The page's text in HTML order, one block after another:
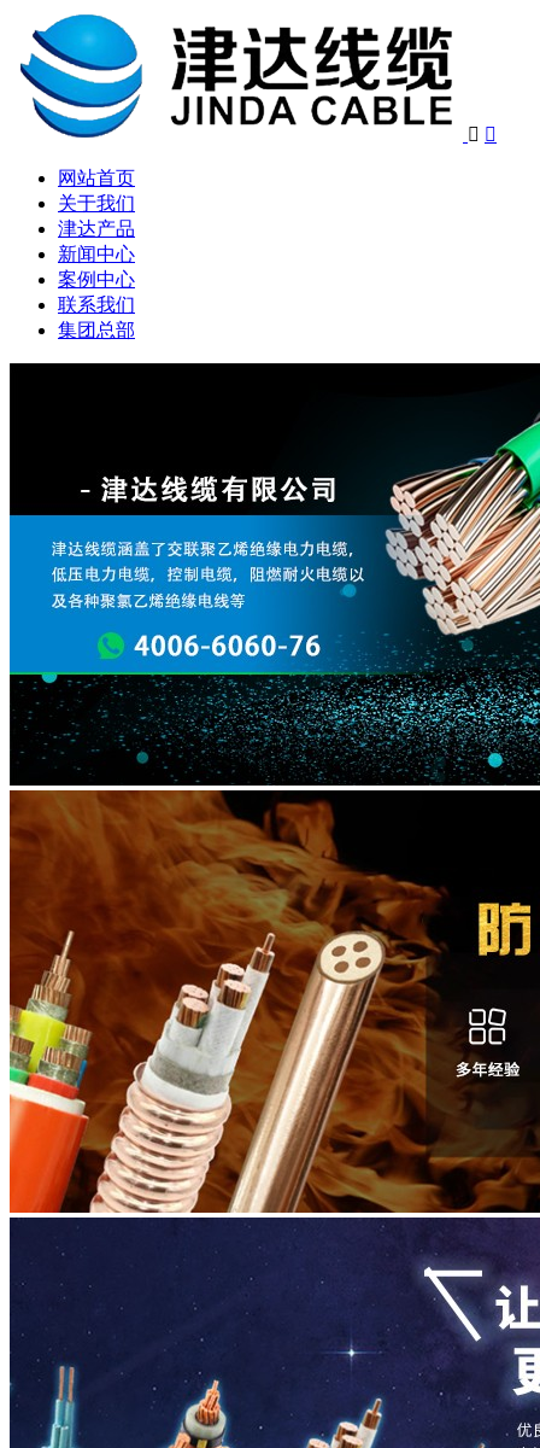
 
网站首页
关于我们
津达产品
新闻中心
案例中心
联系我们
集团总部